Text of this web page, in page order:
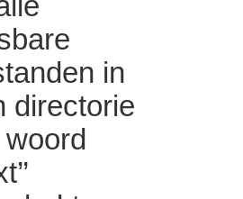
in
directorie
woord